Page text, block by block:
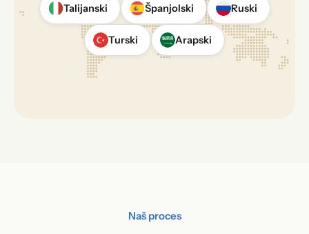
Talijanski Španjolski Ruski
Turski Arapski
Naš proces